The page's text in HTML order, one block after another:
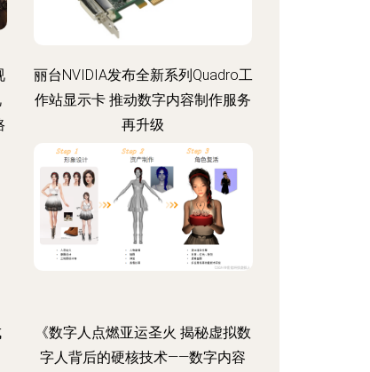
丽台NVIDIA发布全新系列Quadro工
作站显示卡 推动数字内容制作服务
再升级
《数字人点燃亚运圣火 揭秘虚拟数
字人背后的硬核技术——数字内容